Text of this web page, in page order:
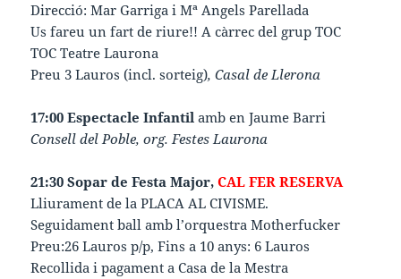
Direcció: Mar Garriga i Mª Angels Parellada
Us fareu un fart de riure!! A càrrec del grup TOC
TOC Teatre Laurona
Preu 3 Lauros (incl. sorteig), Casal de Llerona
17:00 Espectacle Infantil amb en Jaume Barri
Consell del Poble, org. Festes Laurona
21:30 Sopar de Festa Major, CAL FER RESERVA
Lliurament de la PLACA AL CIVISME.
Seguidament ball amb l’orquestra Motherfucker
Preu:26 Lauros p/p, Fins a 10 anys: 6 Lauros
Recollida i pagament a Casa de la Mestra